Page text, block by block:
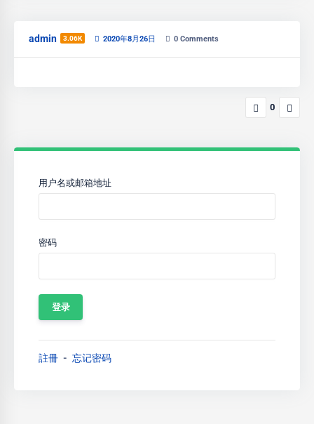
admin 3.06K 2020年8月26日 0 Comments
0
用户名或邮箱地址
密码
註冊 忘记密码